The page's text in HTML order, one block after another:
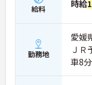
給料 時給
勤務地
愛媛
ＪＲ
車8分